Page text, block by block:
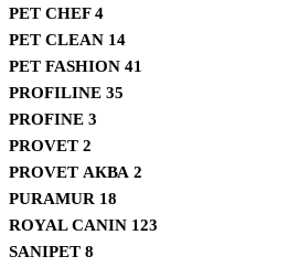
PET CHEF4
PET CLEAN 14
PET FASHION 41
PROFILINE 35
PROFINE 3
PROVET 2
PROVET АКВА 2
PURAMUR 18
ROYAL CANIN 123
SANIPET 8